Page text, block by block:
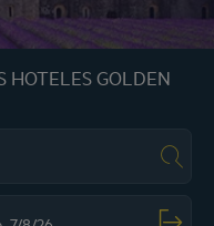
HOTELES GOLDEN